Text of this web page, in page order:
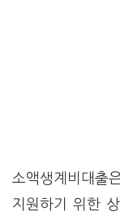
소액생계비대출
지원하기 위한